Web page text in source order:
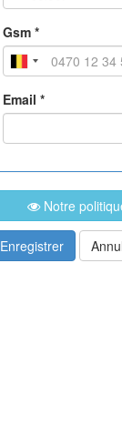
Gsm *
Email *
Notre
Enregistrer